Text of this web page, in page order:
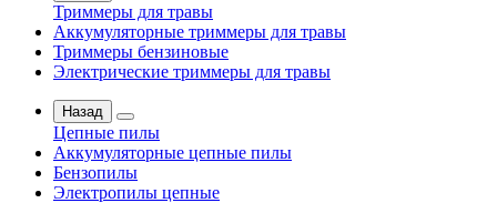
Триммеры для травы
Аккумуляторные триммеры для травы
Триммеры бензиновые
Электрические триммеры для травы
Назад
Цепные пилы
Аккумуляторные цепные пилы
Бензопилы
Электропилы цепные